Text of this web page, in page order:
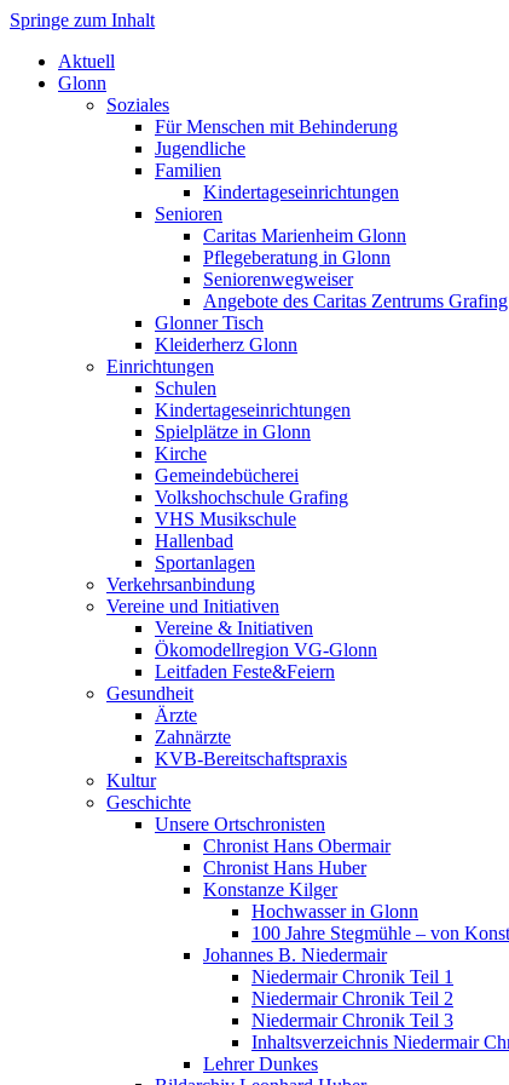
Markt Glonn
Springe zum Inhalt
Aktuell
Glonn
Soziales
Für Menschen mit Behinderung
Jugendliche
Familien
Kindertageseinrichtungen
Senioren
Caritas Marienheim Glonn
Pflegeberatung in Glonn
Seniorenwegweiser
Angebote des Caritas Zentrums Grafing
Glonner Tisch
Kleiderherz Glonn
Einrichtungen
Schulen
Kindertageseinrichtungen
Spielplätze in Glonn
Kirche
Gemeindebücherei
Volkshochschule Grafing
VHS Musikschule
Hallenbad
Sportanlagen
Verkehrsanbindung
Vereine und Initiativen
Vereine & Initiativen
Ökomodellregion VG-Glonn
Leitfaden Feste&Feiern
Gesundheit
Ärzte
Zahnärzte
KVB-Bereitschaftspraxis
Kultur
Geschichte
Unsere Ortschronisten
Chronist Hans Obermair
Chronist Hans Huber
Konstanze Kilger
Hochwasser in Glonn
100 Jahre Stegmühle – von
Johannes B. Niedermair
Niedermair Chronik Teil 1
Niedermair Chronik Teil 2
Niedermair Chronik Teil 3
Inhaltsverzeichnis Niedermair
Lehrer Dunkes